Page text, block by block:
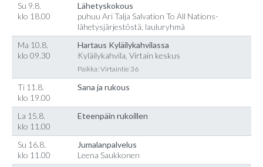
Su 9.8.
klo 18.00
Lähetyskokous
puhuu Ari Talja Salvation To All Nations-
lähetysjärjestöstä, lauluryhmä
Ma 10.8.
klo 09.30
Hartaus Kyläilykahvilassa
Kyläilykahvila, Virtain keskus
Paikka: Virtaintie 36
Ti 11.8.
klo 19.00
Sana ja rukous
La 15.8.
klo 11.00
Eteenpäin rukoillen
Su 16.8.
klo 11.00
Jumalanpalvelus
Leena Saukkonen